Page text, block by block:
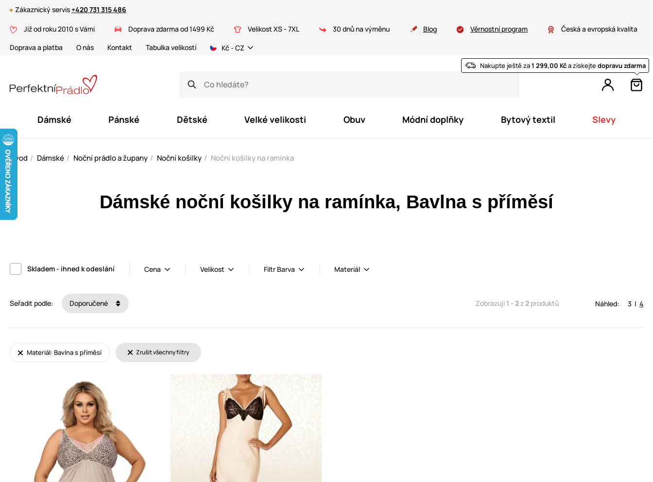
Zákaznický servis+420 731 315 486
Již od roku 2010 s Vámi Doprava zdarma od 1499 Kč Velikost XS - 7XL 30 dnů na výměnu Blog Věrnostní program
Česká a evropská kvalita
Doprava a platba
O nás Kontakt Tabulka velikostí Kč - CZ
Nakupte ještě za1 299,00 Kča získejtedopravu zdarma
Dámské Pánské Dětské Velké velikosti Obuv Módní doplňky Bytový textil Slevy
Úvod Dámské Noční prádlo a župany Noční košilky Noční košilky na ramínka
Dámské noční košilky na ramínka, Bavlna s příměsí
Skladem - ihned k odeslání Cena Velikost Filtr Barva Materiál
Seřadit podle: Doporučené Zobrazuji 1 - 2z2 produktů Náhled: 3 | 4
Zrušit všechny filtry
Materiál: Bavlna s příměsí